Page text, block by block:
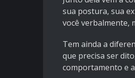
sua postura, sua
você verbalmente,
Tem ainda a
que precisa ser
comportamento e